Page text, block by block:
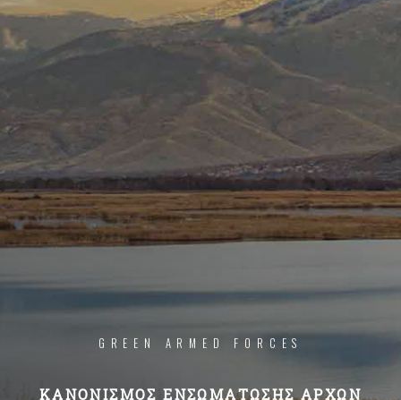
GREEN ARMED FORCES
ΚΑΝΟΝΙΣΜΌΣ ΕΝΣΩΜΆΤΩΣΗΣ ΑΡΧΏΝ